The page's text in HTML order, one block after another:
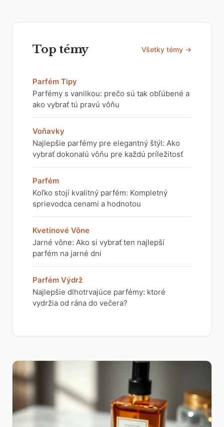
Top témy Všetky témy →
Parfém Tipy
Parfémy s vanilkou: prečo sú tak obľúbené a
ako vybrať tú pravú vôňu
Voňavky
Najlepšie parfémy pre elegantný štýl: Ako
vybrať dokonalú vôňu pre každú príležitosť
Parfém
Koľko stojí kvalitný parfém: Kompletný
sprievodca cenami a hodnotou
Kvetinové Vône
Jarné vône: Ako si vybrať ten najlepší
parfém na jarné dni
Parfém Výdrž
Najlepšie dlhotrvajúce parfémy: ktoré
vydržia od rána do večera?